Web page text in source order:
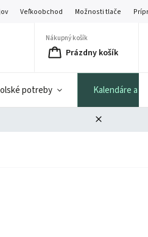
Veľkoobchod Možnosti tlače
Nákupný košík
Prázdny košík
potreby Kalendáre a